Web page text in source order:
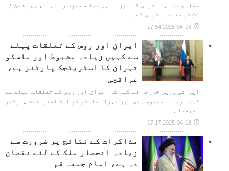
تسلیم خم نہیں کریں گے اور نہ ہی جنگ سے خوف زدہ ہیں، ہم دشمن کا
ڈٹ کر مقابلہ کریں گے۔
2025-04-18 17:54
ایران اور روس کے تعلقات پہلے
سے کہیں زیادہ مضبوط اور ماسکو
تہران کا اسٹریٹجک پارٹنر ہے،
عراقچی
ایرانی وزیر خارجہ نے کہا کہ ایران اور روس کے تعلقات پہلے سے
کہیں زیادہ مضبوط ہیں اور تہران ماسکو کو ایک اسٹریٹجک پارٹنر
سمجھتا ہے۔
2025-04-18 17:17
مذاکرات کے نتائج پر ضرورت سے
زیادہ انحصار ملک کے لئے نقصان
دہ ہے، امام جمعہ قم